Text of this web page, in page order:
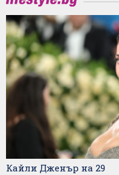
Кайли Дженър на 29